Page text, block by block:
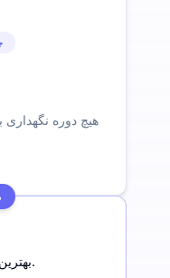
هیچ دوره نگهداری
بهترین تعادل برای نیازهای در حال رشد.